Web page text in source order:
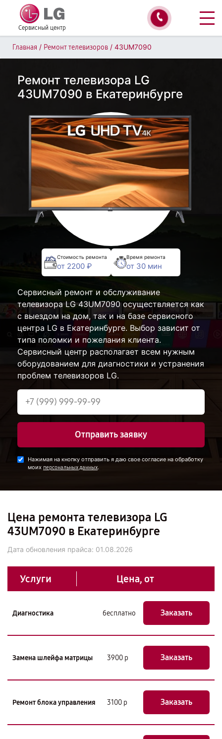
Сервисный центр
Главная / Ремонт телевизоров / 43UM7090
Ремонт телевизора LG
43UM7090 в Екатеринбурге
Стоимость ремонта
от 2200 ₽
Время ремонта
от 30 мин
Сервисный ремонт и обслуживание
телевизора LG 43UM7090 осуществляется как
с выездом на дом, так и на базе сервисного
центра LG в Екатеринбурге. Выбор зависит от
типа поломки и пожелания клиента.
Сервисный центр располагает всем нужным
оборудованием для диагностики и устранения
проблем телевизоров LG.
Отправить заявку
Нажимая на кнопку отправить я даю свое согласие на обработку
моих персональных данных.
Цена ремонта телевизора LG
43UM7090 в Екатеринбурге
Дата обновления прайса: 01.08.2026
Услуги Цена, от
Диагностика бесплатно Заказать
Замена шлейфа матрицы 3900 р Заказать
Ремонт блока управления 3100 р Заказать